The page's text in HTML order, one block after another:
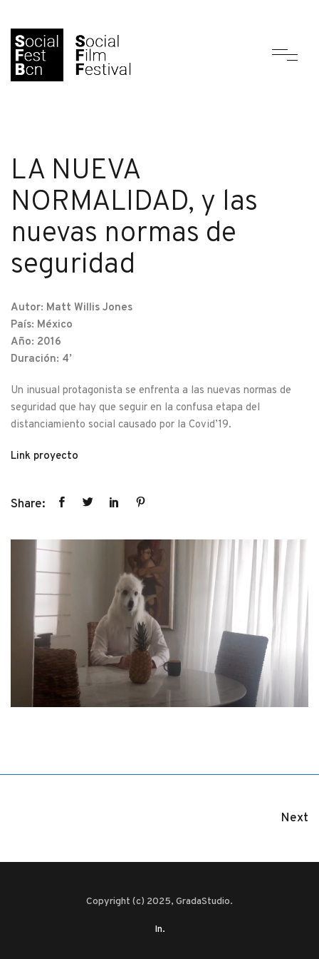
LA NUEVA
NORMALIDAD, y las
nuevas normas de
seguridad
Autor: Matt Willis Jones
País: México
Año: 2016
Duración: 4’
Un inusual protagonista se enfrenta a las nuevas normas de
seguridad que hay que seguir en la confusa etapa del
distanciamiento social causado por la Covid’19.
Link proyecto
Share:
Next
Copyright (c) 2025, GradaStudio.
In.